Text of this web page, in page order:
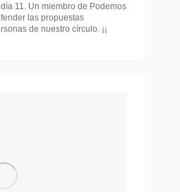
11. Un miembro de Podemos
las propuestas
de nuestro círculo. ¡¡